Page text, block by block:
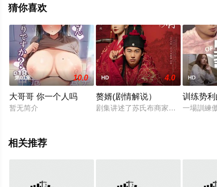
大全就上飘花影院，更多相关信息可移步至豆瓣电影、电
猜你喜欢
第01集 10.0
大哥哥 你一个人吗
暂无简介
HD 4.0
赘婿(剧情解说）
剧集讲述了苏氏布商家的赘婿宁毅，
HD
训练势
一場訓練
相关推荐